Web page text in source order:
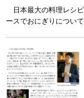
日本最大の料理レシ
ースでおにぎりについ